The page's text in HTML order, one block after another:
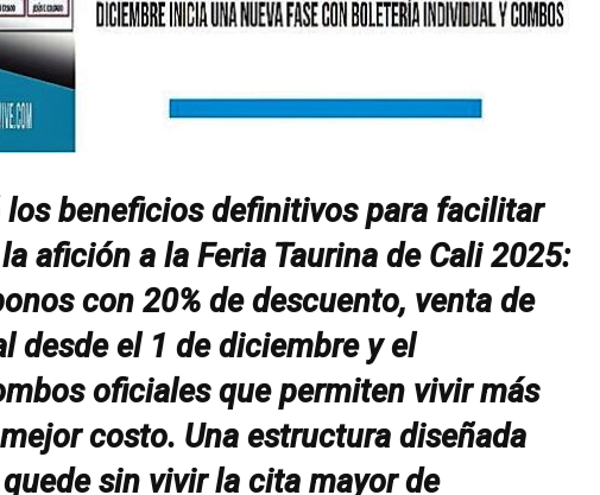
los beneficios definitivos para facilitar
afición a la Feria Taurina de Cali 2025:
con 20% de descuento, venta de
desde el 1 de diciembre y el
oficiales que permiten vivir más
costo. Una estructura diseñada
sin vivir la cita mayor de